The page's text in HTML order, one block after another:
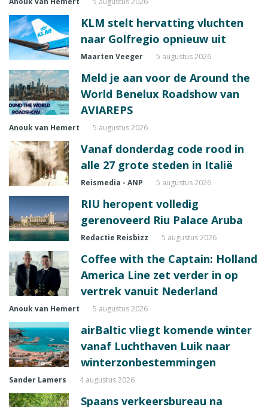
KLM stelt hervatting vluchten
naar Golfregio opnieuw uit
Maarten Veeger 5 augustus 2026
Meld je aan voor de Around the
World Benelux Roadshow van
AVIAREPS
Anouk van Hemert 5 augustus 2026
Vanaf donderdag code rood in
alle 27 grote steden in Italië
Reismedia - ANP 5 augustus 2026
RIU heropent volledig
gerenoveerd Riu Palace Aruba
Redactie Reisbizz 5 augustus 2026
Coffee with the Captain: Holland
America Line zet verder in op
vertrek vanuit Nederland
Anouk van Hemert 5 augustus 2026
airBaltic vliegt komende winter
vanaf Luchthaven Luik naar
winterzonbestemmingen
Sander Lamers 4 augustus 2026
Spaans verkeersbureau na